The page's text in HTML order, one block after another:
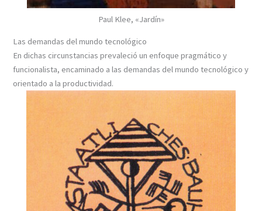
Paul Klee, «Jardín»
Las demandas del mundo tecnológico
En dichas circunstancias prevaleció un enfoque pragmático y
funcionalista, encaminado a las demandas del mundo tecnológico y
orientado a la productividad.